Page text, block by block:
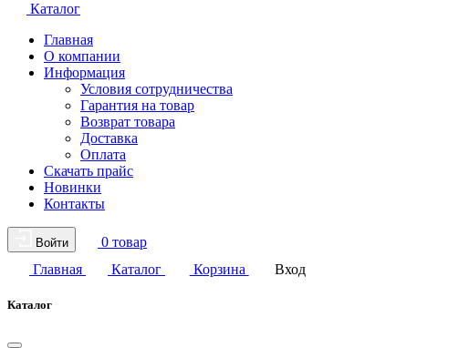
Каталог
Главная
О компании
Информация
Условия сотрудничества
Гарантия на товар
Возврат товара
Доставка
Оплата
Скачать прайс
Новинки
Контакты
Войти
0 товар
Главная
Каталог Корзина Вход
Каталог